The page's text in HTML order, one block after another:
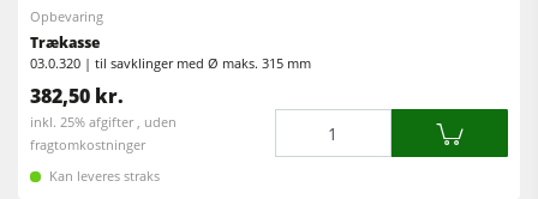
Bredbåndspudsere
Langbånds- & kantslibemaskiner
Børste- og børstepudsemaskiner
Båndsave
Kombimaskiner
Kantlimemaskiner
Slibemaskiner
Båndsave
Boremaskiner
Opbevaring
Trækasse
03.0.320 | til savklinger med Ø maks. 315 mm
382,50 kr.
inkl. 25% afgifter , uden
fragtomkostninger
Kan leveres straks